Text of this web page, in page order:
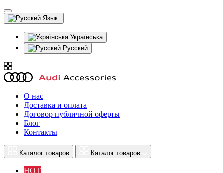
Язык
Українська
Русский
О нас
Доставка и оплата
Договор публичной оферты
Блог
Контакты
Каталог товаров Каталог товаров
HOT